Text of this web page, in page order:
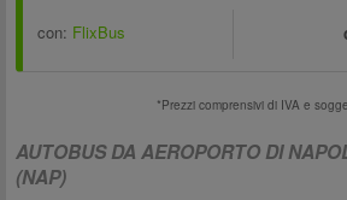
con: FlixBus
*Prezzi comprensivi di IVA e
AUTOBUS DA AEROPORTO DI
(NAP)